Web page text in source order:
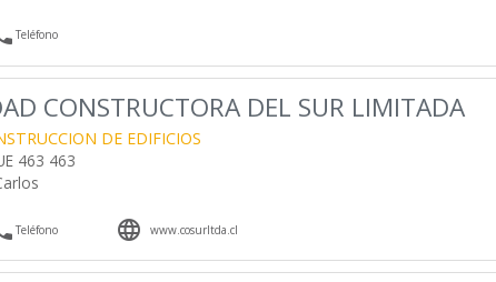
Teléfono
CONSTRUCTORA DEL SUR LIMITADA
DE EDIFICIOS
463 463
Teléfono  www.cosurltda.cl